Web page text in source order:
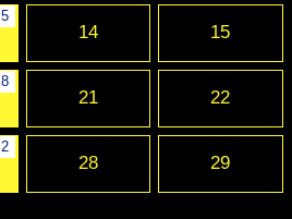
5
14 15
8
21 22
2
28 29